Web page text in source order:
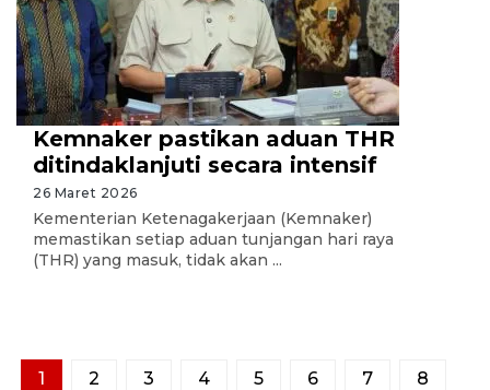
Kemnaker pastikan aduan THR
ditindaklanjuti secara intensif
26 Maret 2026
Kementerian Ketenagakerjaan (Kemnaker)
memastikan setiap aduan tunjangan hari raya
(THR) yang masuk, tidak akan ...
1 2 3 4 5 6 7
8